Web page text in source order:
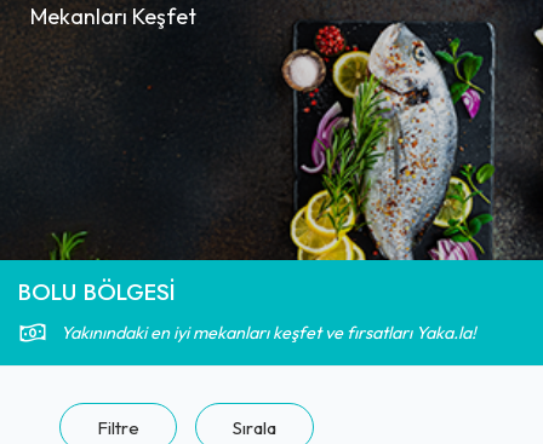
Mekanları Keşfet
BOLU BÖLGESI
Yakınındaki en iyi mekanları keşfet ve fırsatları Yaka.la!
Filtre Sırala